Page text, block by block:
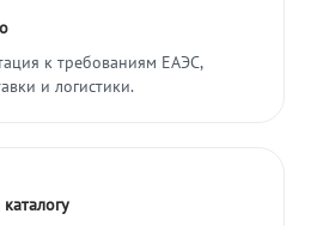
к требованиям ЕАЭС,
и логистики.